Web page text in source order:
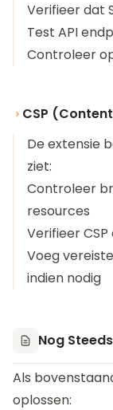
Verifieer dat
Test API
Controleer
CSP
De extensie
ziet:
Controleer
resources
Verifieer
Voeg
indien nodig
Nog
Als
oplossen: